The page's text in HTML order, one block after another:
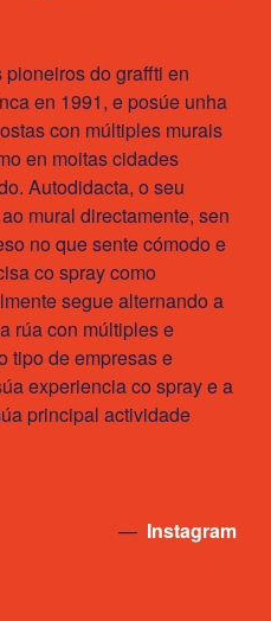
do graffti en
en 1991, e posúe unha
con múltiples murais
en moitas cidades
Autodidacta, o seu
mural directamente, sen
no que sente cómodo e
co spray como
segue alternando a
rúa con múltiples e
tipo de empresas e
experiencia co spray e a
principal actividade
— Instagram